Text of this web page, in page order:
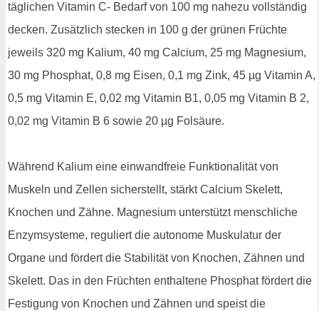
täglichen Vitamin C- Bedarf von 100 mg nahezu vollständig
decken. Zusätzlich stecken in 100 g der grünen Früchte
jeweils 320 mg Kalium, 40 mg Calcium, 25 mg Magnesium,
30 mg Phosphat, 0,8 mg Eisen, 0,1 mg Zink, 45 µg Vitamin A,
0,5 mg Vitamin E, 0,02 mg Vitamin B1, 0,05 mg Vitamin B 2,
0,02 mg Vitamin B 6 sowie 20 µg Folsäure.
Während Kalium eine einwandfreie Funktionalität von
Muskeln und Zellen sicherstellt, stärkt Calcium Skelett,
Knochen und Zähne. Magnesium unterstützt menschliche
Enzymsysteme, reguliert die autonome Muskulatur der
Organe und fördert die Stabilität von Knochen, Zähnen und
Skelett. Das in den Früchten enthaltene Phosphat fördert die
Festigung von Knochen und Zähnen und speist die